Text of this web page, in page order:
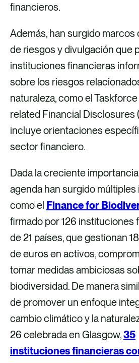
financieros.
Además, han surgido marcos
de riesgos y divulgación que
instituciones financieras
sobre los riesgos
naturaleza, comoel
related Financial Disclosures
incluye orientaciones
sector financiero.
Dada la creciente
agenda han surgido múltiples
como el Finance for
firmado por 126 instituciones
de 21 países, que gestionan
de euros en activos,
tomar medidas ambiciosas
biodiversidad. De manera
de promover un enfoque
cambio climático y la
26 celebrada en Glasgow,35
instituciones financieras